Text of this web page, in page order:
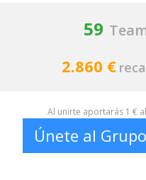
59
2.860 €
Al unirte aportarás 1 €
Únete al